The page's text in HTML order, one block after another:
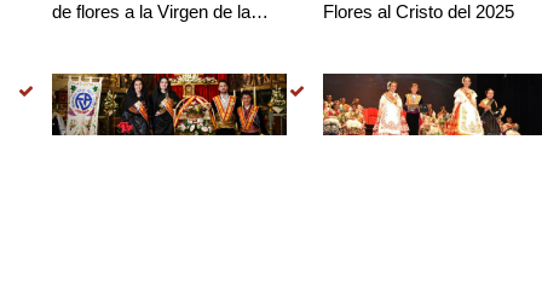
de flores a la Virgen de la
Flores al Cristo del 2025